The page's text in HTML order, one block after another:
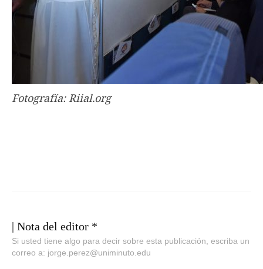
Fotografía: Riial.org
| Nota del editor *
Si usted tiene algo para decir sobre esta publicación, escriba un
correo a: jorge.perez@uniminuto.edu